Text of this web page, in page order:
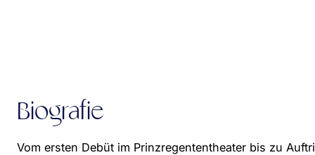
Biografie
Vom ersten Debüt im Prinzregententheater bis zu